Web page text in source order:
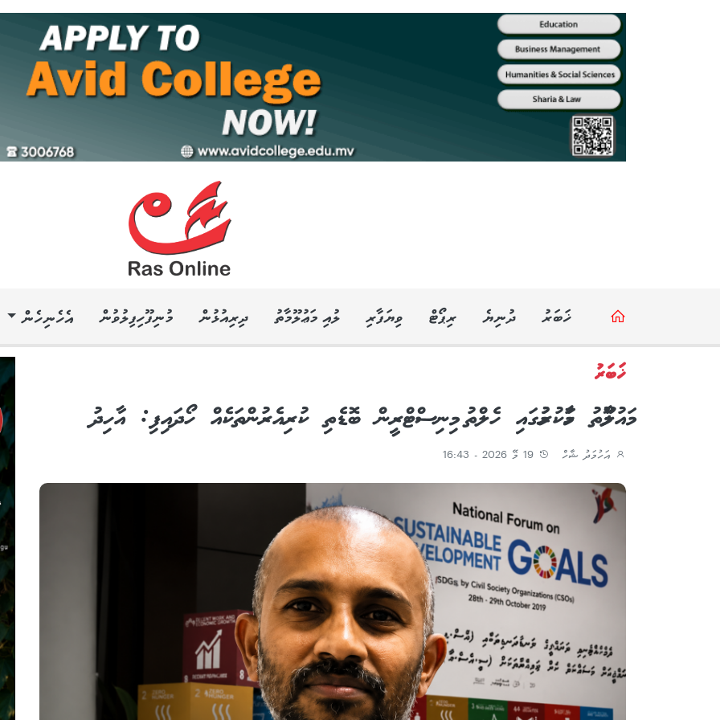
ޚަބަރު ދުނިޔެ ރިޕޯޓް ވިޔަފާރި ލުއި މަޢުލޫމާތު ދިރިއުޅުން މުނިފޫހިފިލުވުން އެހެނިހެން
ޚަބަރު
މައުލޫމާތު ހާމަކުރުމުގައި ހެލްތު މިނިސްޓްރީން ބޮޑެތި ކުރިއެރުންތަކެއް ހޯދައިފި: އާހިދު
އަހުމަދު ޝާހް